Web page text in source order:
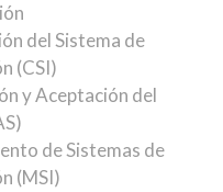
del Sistema de
(CSI)
y Aceptación del
de Sistemas de
(MSI)